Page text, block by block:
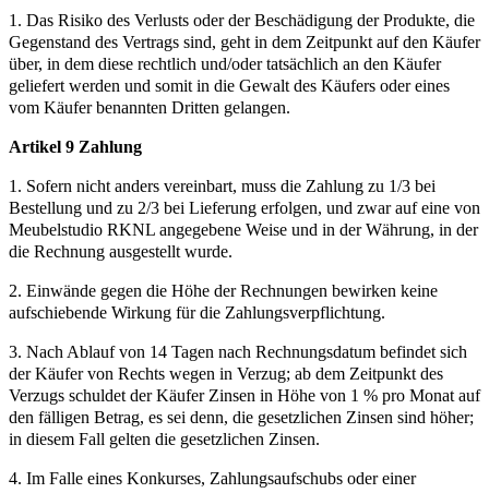
1. Das Risiko des Verlusts oder der Beschädigung der Produkte, die
Gegenstand des Vertrags sind, geht in dem Zeitpunkt auf den Käufer
über, in dem diese rechtlich und/oder tatsächlich an den Käufer
geliefert werden und somit in die Gewalt des Käufers oder eines
vom Käufer benannten Dritten gelangen.
Artikel 9 Zahlung
1. Sofern nicht anders vereinbart, muss die Zahlung zu 1/3 bei
Bestellung und zu 2/3 bei Lieferung erfolgen, und zwar auf eine von
Meubelstudio RKNL angegebene Weise und in der Währung, in der
die Rechnung ausgestellt wurde.
2. Einwände gegen die Höhe der Rechnungen bewirken keine
aufschiebende Wirkung für die Zahlungsverpflichtung.
3. Nach Ablauf von 14 Tagen nach Rechnungsdatum befindet sich
der Käufer von Rechts wegen in Verzug; ab dem Zeitpunkt des
Verzugs schuldet der Käufer Zinsen in Höhe von 1 % pro Monat auf
den fälligen Betrag, es sei denn, die gesetzlichen Zinsen sind höher;
in diesem Fall gelten die gesetzlichen Zinsen.
4. Im Falle eines Konkurses, Zahlungsaufschubs oder einer